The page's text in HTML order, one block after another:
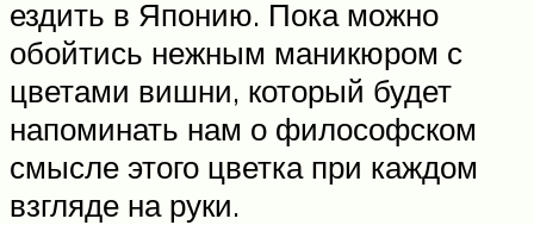
ездить в Японию. Пока можно
обойтись нежным маникюром с
цветами вишни, который будет
напоминать нам о философском
смысле этого цветка при каждом
взгляде на руки.